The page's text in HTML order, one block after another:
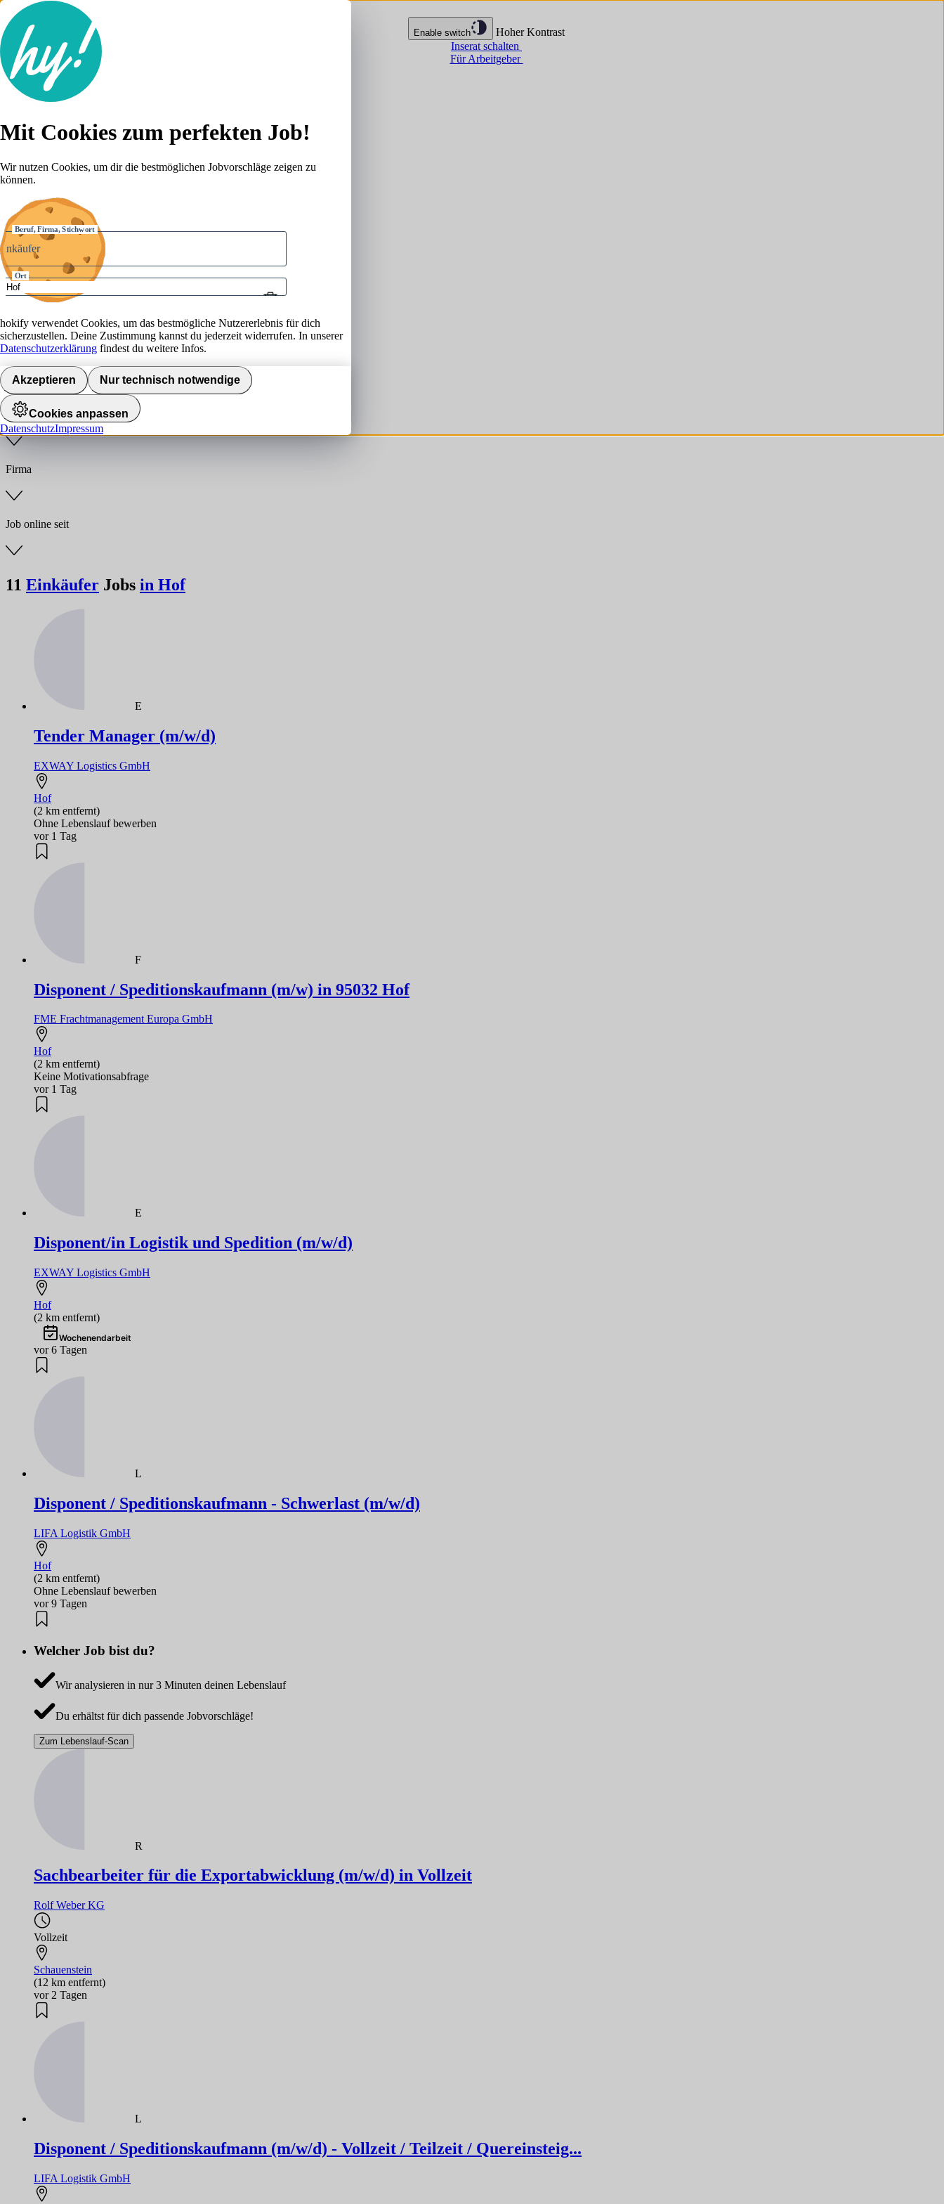
Enable switch
Hoher Kontrast
Inserat schalten
Für Arbeitgeber
Lebenslauf
Anmelden
Beruf, Firma, Stichwort
Ort
Jobs finden
Branche
Firma
Job online seit
11 Einkäufer Jobs in Hof
E
Tender Manager (m/w/d)
EXWAY Logistics GmbH
Hof
(2 km entfernt)
Ohne Lebenslauf bewerben
vor 1 Tag
F
Disponent / Speditionskaufmann (m/w) in 95032 Hof
FME Frachtmanagement Europa GmbH
Hof
(2 km entfernt)
Keine Motivationsabfrage
vor 1 Tag
E
Disponent/in Logistik und Spedition (m/w/d)
EXWAY Logistics GmbH
Hof
(2 km entfernt)
Wochenendarbeit
vor 6 Tagen
L
Disponent / Speditionskaufmann - Schwerlast (m/w/d)
LIFA Logistik GmbH
Hof
(2 km entfernt)
Ohne Lebenslauf bewerben
vor 9 Tagen
Welcher Job bist du?
Wir analysieren in nur 3 Minuten deinen Lebenslauf
Du erhältst für dich passende Jobvorschläge!
Zum Lebenslauf-Scan
R
Sachbearbeiter für die Exportabwicklung (m/w/d) in Vollzeit
Rolf Weber KG
Vollzeit
Schauenstein
(12 km entfernt)
vor 2 Tagen
L
Disponent / Speditionskaufmann (m/w/d) - Vollzeit / Teilzeit / Quereinsteig...
LIFA Logistik GmbH
Mit Cookies zum perfekten Job!
Wir nutzen Cookies, um dir die bestmöglichen Jobvorschläge zeigen zu
können.
hokify verwendet Cookies, um das bestmögliche Nutzererlebnis für dich
sicherzustellen. Deine Zustimmung kannst du jederzeit widerrufen. In unserer
Datenschutzerklärung findest du weitere Infos.
Akzeptieren Nur technisch notwendige
Cookies anpassen
DatenschutzImpressum